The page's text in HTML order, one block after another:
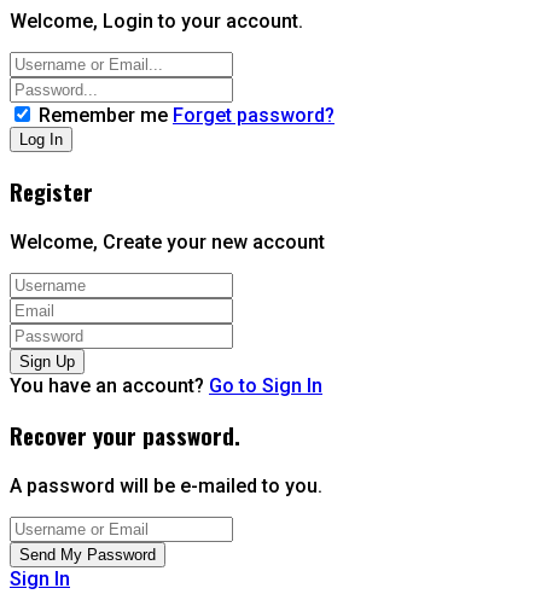
Welcome, Login to your account.
Remember me Forget password?
Register
Welcome, Create your new account
You have an account? Go to Sign In
Recover your password.
A password will be e-mailed to you.
Sign In